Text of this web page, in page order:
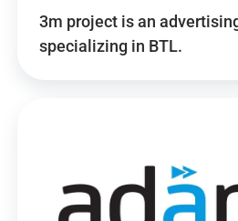
3m project is an
specializing in BTL.